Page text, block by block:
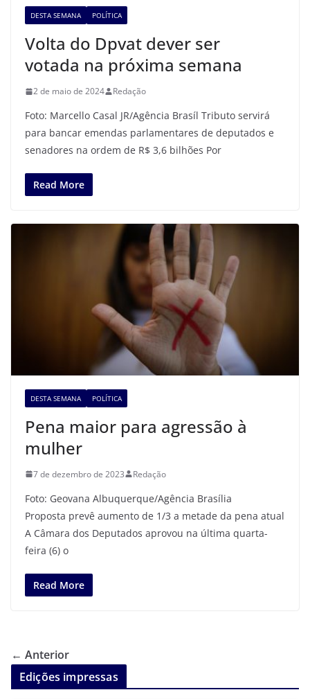
DESTA SEMANA POLÍTICA
Volta do Dpvat dever ser
votada na próxima semana
2 de maio de 2024 Redação
Foto: Marcello Casal JR/Agência Brasíl Tributo servirá
para bancar emendas parlamentares de deputados e
senadores na ordem de R$ 3,6 bilhões Por
Read More
DESTA SEMANA POLÍTICA
Pena maior para agressão à
mulher
7 de dezembro de 2023 Redação
Foto: Geovana Albuquerque/Agência Brasília
Proposta prevê aumento de 1/3 a metade da pena atual
A Câmara dos Deputados aprovou na última quarta-
feira (6) o
Read More
← Anterior
Edições impressas